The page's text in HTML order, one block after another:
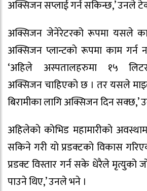
अक्सिजन सप्लाई गर्न सकिन्छ,’ उनले
अक्सिजन जेनेरेटरको रूपमा यसले
अक्सिजन प्लान्टकाे रूपमा काम
‘अहिले अस्पतालहरुमा १५ लिटर
अक्सिजन चाहिएकाे छ । तर यसले
बिरामीका लागि अक्सिजन दिन सक्छ,’
अहिलेकाे काेभिड महामारीकाे
सकिने गरी याे प्रडक्टकाे विकास
प्रडक्ट विस्तार गर्न सके धेरैले मृत्युको
पाउने थिए,’ उनले भने ।